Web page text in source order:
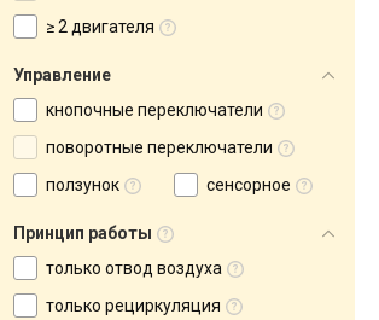
≥ 2 двигателя
Управление
кнопочные переключатели
поворотные переключатели
ползунок
сенсорное
Принцип работы
только отвод воздуха
только рециркуляция